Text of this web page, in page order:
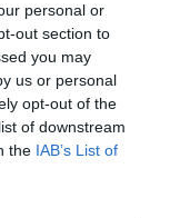
personal or
out section to
you may
us or personal
opt-out of the
of downstream
the IAB’s List of